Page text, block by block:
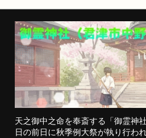
天之御中之命を奉斎する「御霊神
日の前日に秋季例大祭が執り行われ